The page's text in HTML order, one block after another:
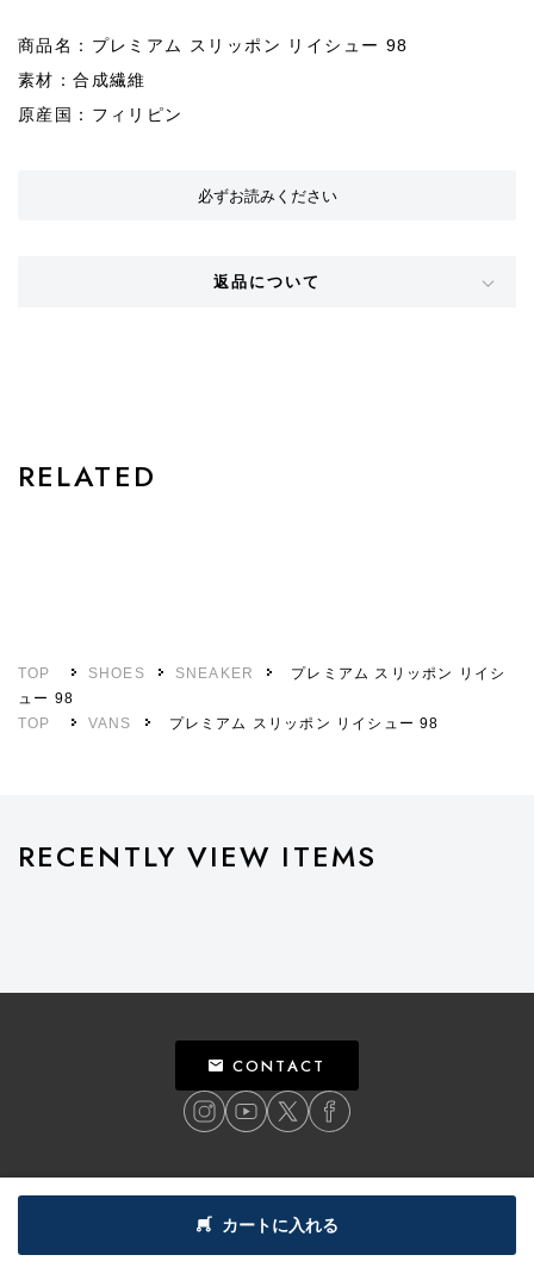
商品名：プレミアム スリッポン リイシュー 98
素材：合成繊維
原産国：フィリピン
必ずお読みください
返品について
カートに入れる
RELATED
TOP SHOES SNEAKER
プレミアム スリッポン リイシ
ュー 98
TOP
VANS プレミアム スリッポン リイシュー 98
RECENTLY VIEW ITEMS
CONTACT
特定商取引法による表記
利用規約
©2018 BILLY’S ENT